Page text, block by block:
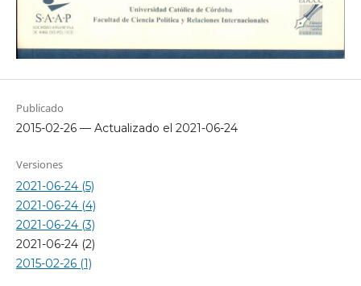
Publicado
2015-02-26 — Actualizado el 2021-06-24
Versiones
2021-06-24 (5)
2021-06-24 (4)
2021-06-24 (3)
2021-06-24 (2)
2015-02-26 (1)